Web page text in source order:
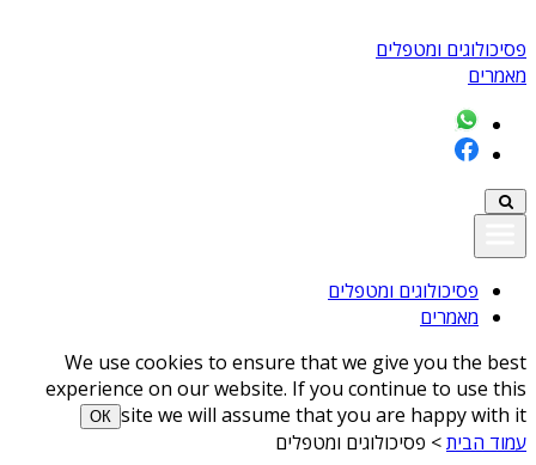
פסיכולוגים ומטפלים
מאמרים
פסיכולוגים ומטפלים
מאמרים
We use cookies to ensure that we give you the best
experience on our website. If you continue to use this
site we will assume that you are happy with it
ОК
עמוד הבית> פסיכולוגים ומטפלים